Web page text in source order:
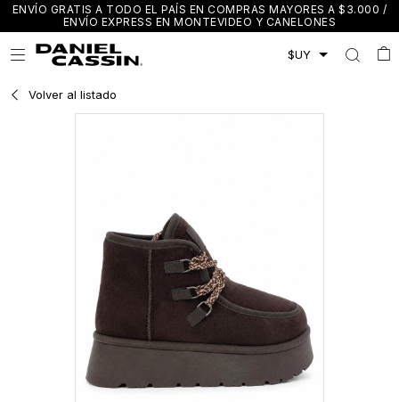
ENVÍO GRATIS A TODO EL PAÍS EN COMPRAS MAYORES A $3.000 /
ENVÍO EXPRESS EN MONTEVIDEO Y CANELONES

Volver al listado